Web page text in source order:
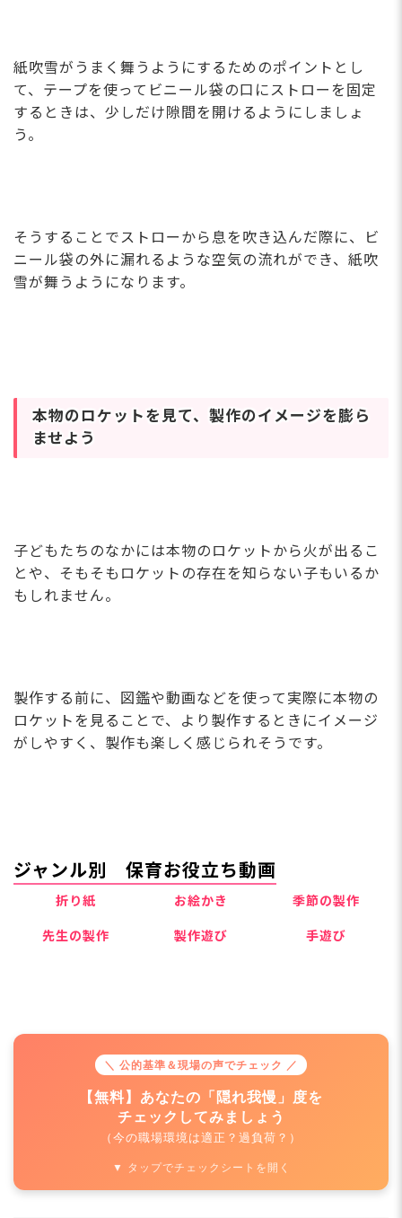
紙吹雪がうまく舞うようにするためのポイントとし
て、テープを使ってビニール袋の口にストローを固定
するときは、少しだけ隙間を開けるようにしましょ
う。
そうすることでストローから息を吹き込んだ際に、ビ
ニール袋の外に漏れるような空気の流れができ、紙吹
雪が舞うようになります。
本物のロケットを見て、製作のイメージを膨ら
ませよう
子どもたちのなかには本物のロケットから火が出るこ
とや、そもそもロケットの存在を知らない子もいるか
もしれません。
製作する前に、図鑑や動画などを使って実際に本物の
ロケットを見ることで、より製作するときにイメージ
がしやすく、製作も楽しく感じられそうです。
ジャンル別 保育お役立ち動画
折り紙 お絵かき 季節の製作
先生の製作 製作遊び 手遊び
＼ 公的基準＆現場の声でチェック ／
【無料】あなたの「隠れ我慢」度を
チェックしてみましょう
（今の職場環境は適正？過負荷？）
▼ タップでチェックシートを開く